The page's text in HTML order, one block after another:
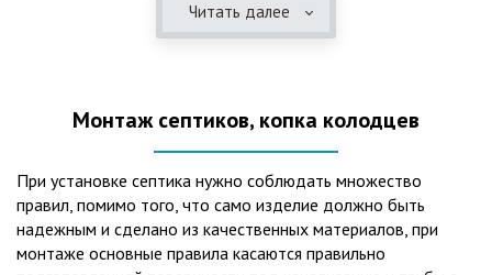
представления о требованиях ПУЭ, ведь не качественный
монтаж может привезти не только к выходу из строя
вод – самый эффективный способ из всех существующих
оборудования вода может применяться для хозяйственных
нужд и полива огорода, а остатки ила при чистке могут
стать эффективным удобрением. Нет необходимости
тратить средства на ассенизаторскую машину. Системы
Читать далее
Монтаж септиков, копка колодцев
При установке септика нужно соблюдать множество
правил, помимо того, что само изделие должно быть
надежным и сделано из качественных материалов, при
монтаже основные правила касаются правильно